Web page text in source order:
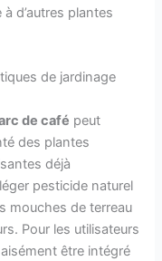
d’autres plantes
de jardinage
de café peut
des plantes
déjà
pesticide naturel
mouches de terreau
Pour les utilisateurs
être intégré